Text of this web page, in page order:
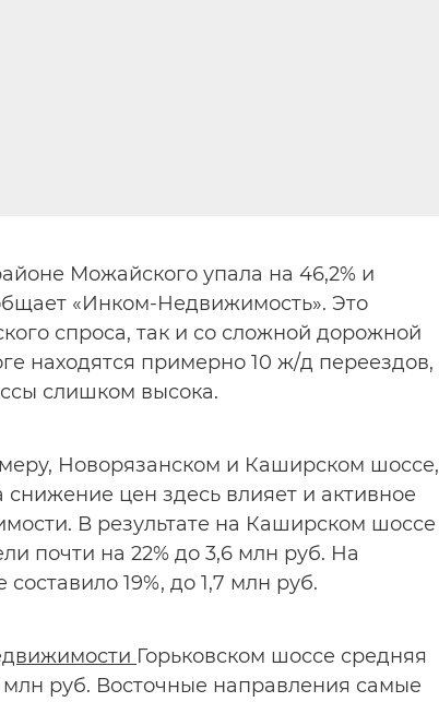
Можайского упала на 46,2% и
«Инком-Недвижимость». Это
спроса, так и со сложной дорожной
находятся примерно 10 ж/д переездов,
слишком высока.
Новорязанском и Каширском шоссе,
цен здесь влияет и активное
В результате на Каширском шоссе
почти на 22% до 3,6 млн руб. На
19%, до 1,7 млн руб.
Горьковском шоссе средняя
млн руб. Восточные направления самые